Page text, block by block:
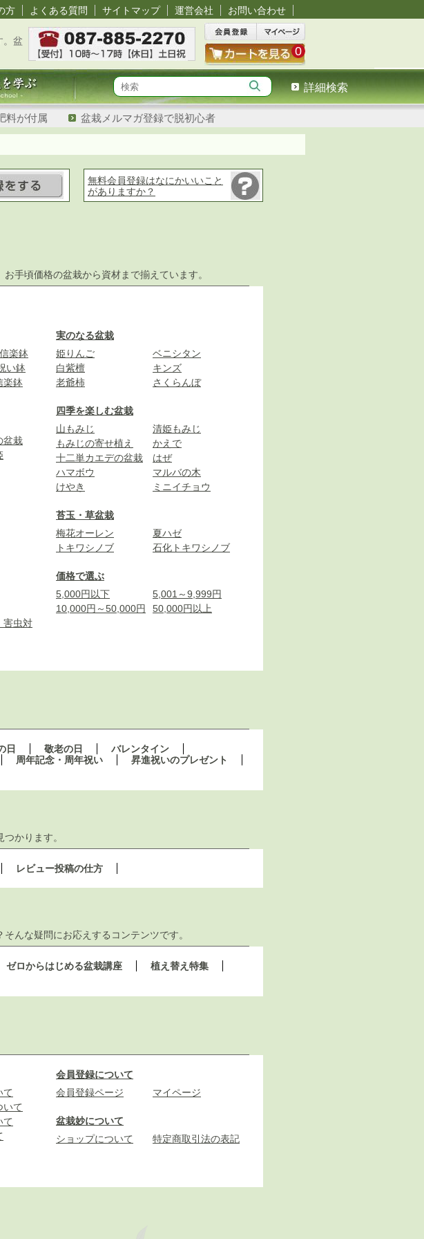
方 よくある質問 サイトマップ 運営会社 お問い合わせ
。盆
0
詳細検索
料が付属 盆栽メルマガ登録で脱初心者
無料会員登録はなにかいいこと
がありますか？
手頃価格の盆栽から資材まで揃えています。
楽鉢
い鉢
鉢
盆栽
実のなる盆栽
姫りんご
ベニシタン
白紫檀
キンズ
老爺柿
さくらんぼ
四季を楽しむ盆栽
山もみじ
清姫もみじ
もみじの寄せ植え
かえで
十二単カエデの盆栽
はぜ
ハマボウ
マルバの木
けやき
ミニイチョウ
苔玉・草盆栽
梅花オーレン
夏ハゼ
トキワシノブ
石化トキワシノブ
害虫対
価格で選ぶ
5,000円以下
5,001～9,999円
10,000円～50,000円
50,000円以上
日 敬老の日
バレンタイン
周年記念・周年祝い
昇進祝いのプレゼント
かります。
レビュー投稿の仕方
んな疑問にお応えするコンテンツです。
ゼロからはじめる盆栽講座
植え替え特集
て
いて
て
会員登録について
会員登録ページ
マイページ
盆栽妙について
ショップについて
特定商取引法の表記